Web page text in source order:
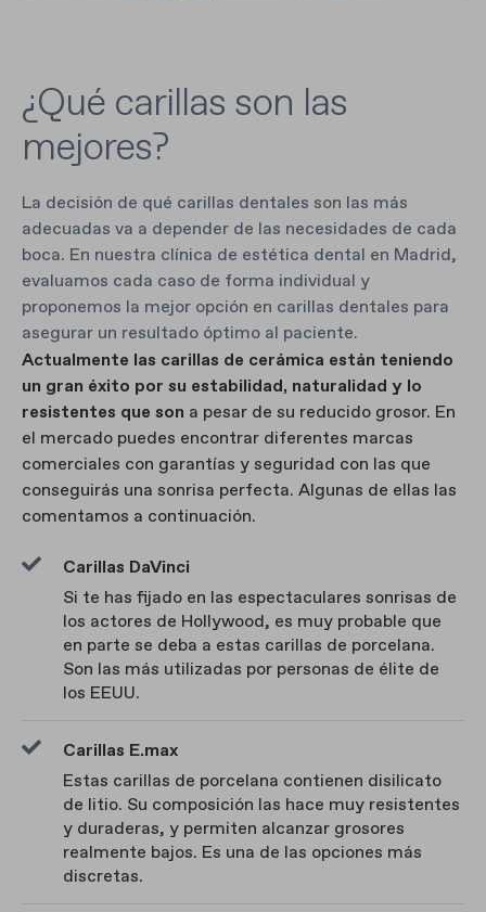
¿Qué carillas son las
mejores?
La decisión de qué carillas dentales son las más
adecuadas va a depender de las necesidades de cada
boca. En nuestra clínica de estética dental en Madrid,
evaluamos cada caso de forma individual y
proponemos la mejor opción en carillas dentales para
asegurar un resultado óptimo al paciente.
Actualmente las carillas de cerámica están teniendo
un gran éxito por su estabilidad, naturalidad y lo
resistentes que son a pesar de su reducido grosor. En
el mercado puedes encontrar diferentes marcas
comerciales con garantías y seguridad con las que
conseguirás una sonrisa perfecta. Algunas de ellas las
comentamos a continuación.
Carillas DaVinci
Si te has fijado en las espectaculares sonrisas de
los actores de Hollywood, es muy probable que
en parte se deba a estas carillas de porcelana.
Son las más utilizadas por personas de élite de
los EEUU.
Carillas E.max
Estas carillas de porcelana contienen disilicato
de litio. Su composición las hace muy resistentes
y duraderas, y permiten alcanzar grosores
realmente bajos. Es una de las opciones más
discretas.